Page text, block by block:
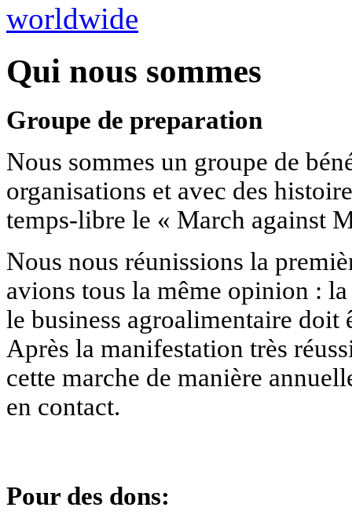
Qui nous sommes
Groupe de preparation
Nous sommes un groupe de
organisations et avec des
temps-libre le « March against
Nous nous réunissions la
avions tous la même opinion :
le business agroalimentaire doit
Après la manifestation très
cette marche de manière
en contact.
Pour des dons: